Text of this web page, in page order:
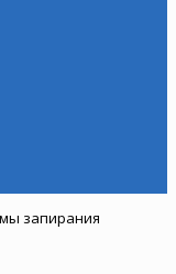
запирания